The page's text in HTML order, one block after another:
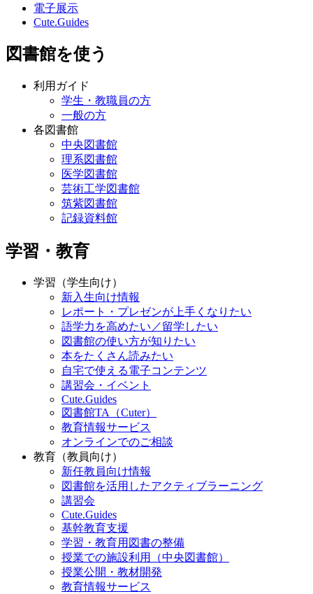
電子展示
Cute.Guides
図書館を使う
利用ガイド
学生・教職員の方
一般の方
各図書館
中央図書館
理系図書館
医学図書館
芸術工学図書館
筑紫図書館
記録資料館
学習・教育
学習（学生向け）
新入生向け情報
レポート・プレゼンが上手くなりたい
語学力を高めたい／留学したい
図書館の使い方が知りたい
本をたくさん読みたい
自宅で使える電子コンテンツ
講習会・イベント
Cute.Guides
図書館TA（Cuter）
教育情報サービス
オンラインでのご相談
教育（教員向け）
新任教員向け情報
図書館を活用したアクティブラーニング
講習会
Cute.Guides
基幹教育支援
学習・教育用図書の整備
授業での施設利用（中央図書館）
授業公開・教材開発
教育情報サービス